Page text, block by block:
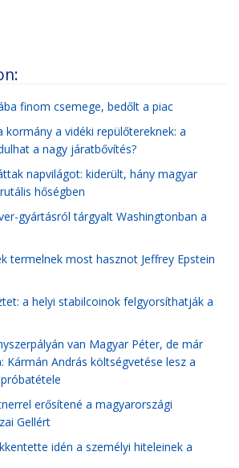
finom csemege, bedőlt a piac
a vidéki repülőtereknek: a
a nagy járatbővítés?
napvilágot: kiderült, hány magyar
hőségben
gyártásról tárgyalt Washingtonban a
termelnek most hasznot Jeffrey Epstein
a helyi stabilcoinok felgyorsíthatják a
van Magyar Péter, de már
Kármán András költségvetése lesz a
erősítené a magyarországi
Gellért
idén a személyi hiteleinek a